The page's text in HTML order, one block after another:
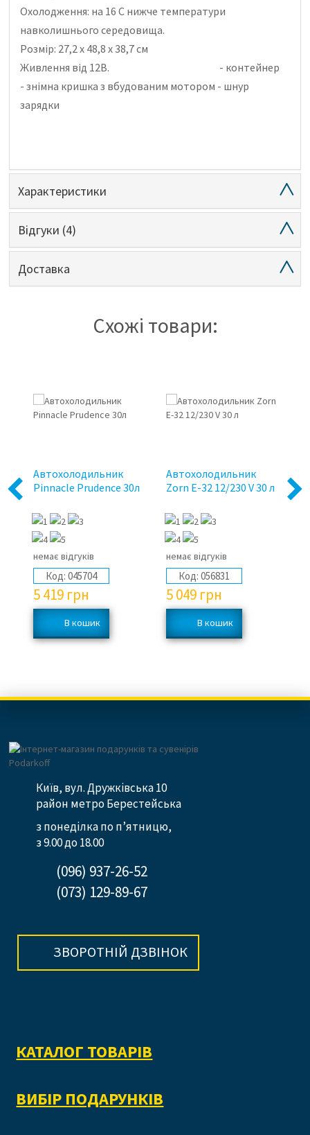
Охолодження: на 16 С нижче температури
навколишнього середовища.
Розмір: 27,2 х 48,8 х 38,7 см
Живлення від 12В. - контейнер
-знімна кришка з вбудованим мотором - шнур
зарядки
Характеристики
Відгуки (4)
Доставка
Схожі товари:
Previous
Автохолодильник
Pinnacle Prudence 30л
немає відгуків
Код: 045704
5 419 грн
Автохолодильник
Zorn E-32 12/230 V 30 л
немає відгуків
Код: 056831
5 049 грн
Next
Київ, вул. Дружківська 10
район метро Берестейська
з понеділка по п’ятницю,
з 9.00 до 18.00
(096) 937-26-52
(073) 129-89-67
ЗВОРОТНІЙ ДЗВІНОК
КАТАЛОГ ТОВАРІВ
ВИБІР ПОДАРУНКІВ